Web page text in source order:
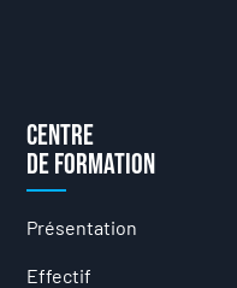
Centre
de formation
Présentation
Effectif